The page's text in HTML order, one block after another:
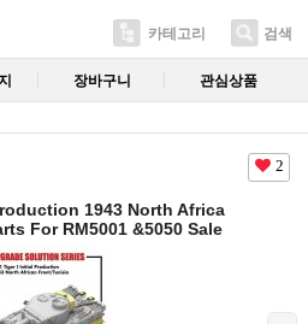
카테고리 검색
장바구니 관심상품
2
1943 North Africa
For RM5001 &5050 Sale